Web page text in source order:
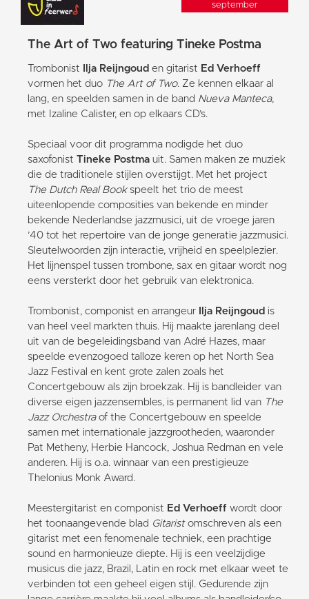
september
The Art of Two featuring Tineke Postma
Trombonist Ilja Reijngoud en gitarist Ed Verhoeff
vormen het duo The Art of Two. Ze kennen elkaar al
lang, en speelden samen in de band Nueva Manteca,
met Izaline Calister, en op elkaars CD’s.
Speciaal voor dit programma nodigde het duo
saxofonist Tineke Postma uit. Samen maken ze muziek
die de traditionele stijlen overstijgt. Met het project
The Dutch Real Bookspeelt het trio de meest
uiteenlopende composities van bekende en minder
bekende Nederlandse jazzmusici, uit de vroege jaren
’40 tot het repertoire van de jonge generatie jazzmusici.
Sleutelwoorden zijn interactie, vrijheid en speelplezier.
Het lijnenspel tussen trombone, sax en gitaar wordt nog
eens versterkt door het gebruik van elektronica.
Trombonist, componist en arrangeur Ilja Reijngoud is
van heel veel markten thuis. Hij maakte jarenlang deel
uit van de begeleidingsband van Adré Hazes, maar
speelde evenzogoed talloze keren op het North Sea
Jazz Festival en kent grote zalen zoals het
Concertgebouw als zijn broekzak. Hij is bandleider van
diverse eigen jazzensembles, is permanent lid van The
Jazz Orchestraof the Concertgebouw en speelde
samen met internationale jazzgrootheden, waaronder
Pat Metheny, Herbie Hancock, Joshua Redman en vele
anderen. Hij is o.a. winnaar van een prestigieuze
Thelonius Monk Award.
Meestergitarist en componist Ed Verhoeff wordt door
het toonaangevende blad Gitaristomschreven als een
gitarist met een fenomenale techniek, een prachtige
sound en harmonieuze diepte. Hij is een veelzijdige
musicus die jazz, Brazil, Latin en rock met elkaar weet te
verbinden tot een geheel eigen stijl. Gedurende zijn